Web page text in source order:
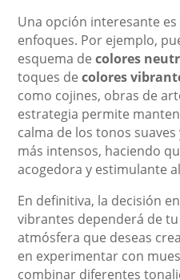
Una opción interesante
enfoques. Por ejemplo,
esquema decolores
toques decolores
como cojines, obras de
estrategia permite
calma de los tonos
más intensos, haciendo
acogedora y estimulante
En definitiva, la decisión
vibrantes dependerá de
atmósfera que deseas
en experimentar con
combinar diferentes